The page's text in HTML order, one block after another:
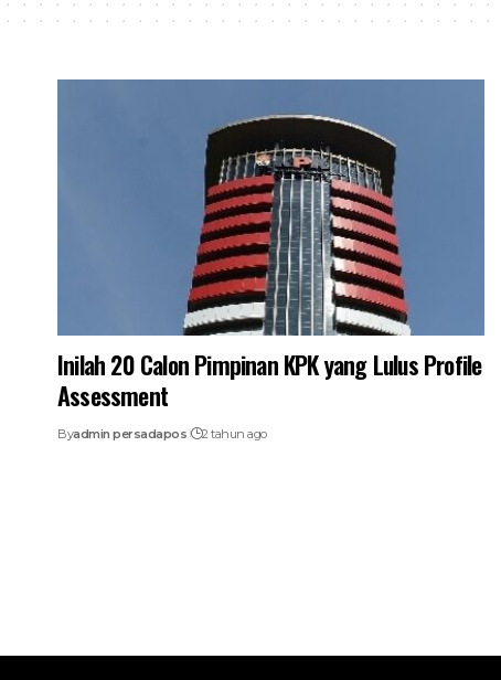
Inilah 20 Calon Pimpinan KPK yang Lulus Profile
Assessment
Byadmin persadapos 2 tahun ago